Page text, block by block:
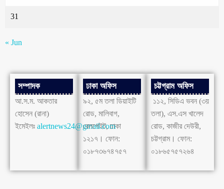
31
« Jun
সম্পাদক
আ.স.ম. আকতার
হোসেন (রানা)
ইমেইলঃ alertnews24@gmail.com
ঢাকা অফিস
৯২, ৫ম তলা ডিয়াইটি
রোড, মালিবাগ,
রেলগেইট, ঢাকা
১২১৭। ফোন:
০১৮৭৩৬৭৪৭৫৭
চট্টগ্রাম অফিস
১১২, সিডিএ ভবন (৩য়
তলা), এস.এস খালেদ
রোড, কাজীর দেউরী,
চট্টগ্রাম। ফোন:
০১৮৬৫৭৫৭২৬৪